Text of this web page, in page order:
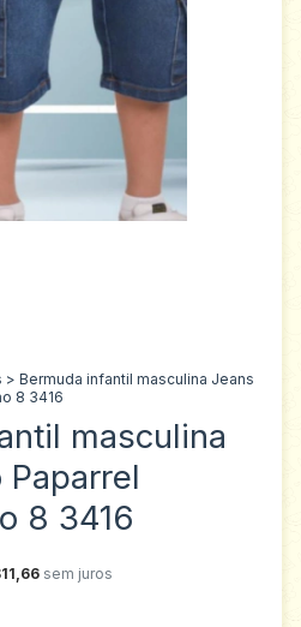
> Bermuda infantil masculina Jeans
8 3416
masculina
8 3416
sem juros